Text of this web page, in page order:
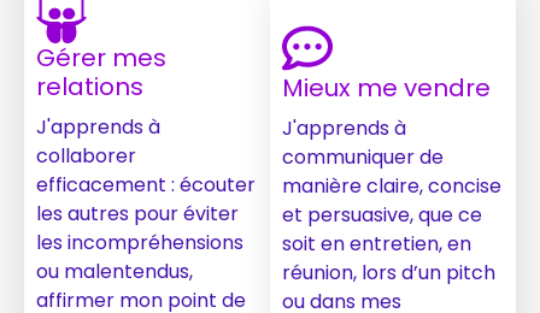
Gérer mes
relations
J'apprends à
collaborer
efficacement : écouter
les autres pour éviter
les incompréhensions
ou malentendus,
affirmer mon point de
Mieux me vendre
J'apprends à
communiquer de
manière claire, concise
et persuasive, que ce
soit en entretien, en
réunion, lors d’un pitch
ou dans mes